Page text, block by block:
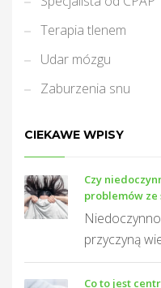
Terapia tlenem
Udar mózgu
Zaburzenia snu
CIEKAWE WPISY
Czy
problemów ze
przyczyną
Co to jest